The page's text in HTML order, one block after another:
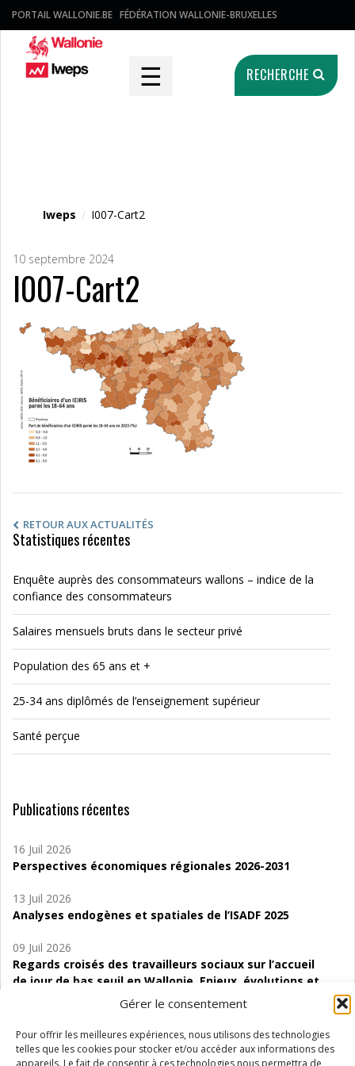
Gérer le consentement
Pour offrir les meilleures expériences, nous utilisons des technologies
telles que les cookies pour stocker et/ou accéder aux informations des
appareils. Le fait de consentir à ces technologies nous permettra de
PORTAIL WALLONIE.BE FÉDÉRATION WALLONIE-BRUXELLES
☰ RECHERCHE
Iweps / I007-Cart2
10 septembre 2024
I007-Cart2
RETOUR AUX ACTUALITÉS
Statistiques récentes
Enquête auprès des consommateurs wallons – indice de la
confiance des consommateurs
Salaires mensuels bruts dans le secteur privé
Population des 65 ans et +
25-34 ans diplômés de l’enseignement supérieur
Santé perçue
Publications récentes
16 Juil 2026
Perspectives économiques régionales 2026-2031
13 Juil 2026
Analyses endogènes et spatiales de l’ISADF 2025
09 Juil 2026
Regards croisés des travailleurs sociaux sur l’accueil
de jour de bas seuil en Wallonie. Enjeux, évolutions et
06 Juil 2026
Étude d’évaluabilité des Structures